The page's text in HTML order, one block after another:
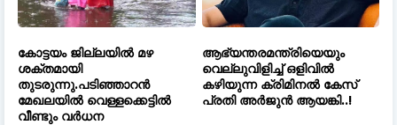
കോട്ടയം ജില്ലയിൽ മഴ
ശക്തമായി
തുടരുന്നു.പടിഞ്ഞാറൻ
മേഖലയിൽ വെള്ളക്കെട്ടിൽ
വീണ്ടും വർധന
ആഭ്യന്തരമന്ത്രിയെയും
വെല്ലുവിളിച്ച് ഒളിവില്‍
കഴിയുന്ന ക്രിമിനൽ കേസ്
പ്രതി അർജുൻ ആയങ്കി..!